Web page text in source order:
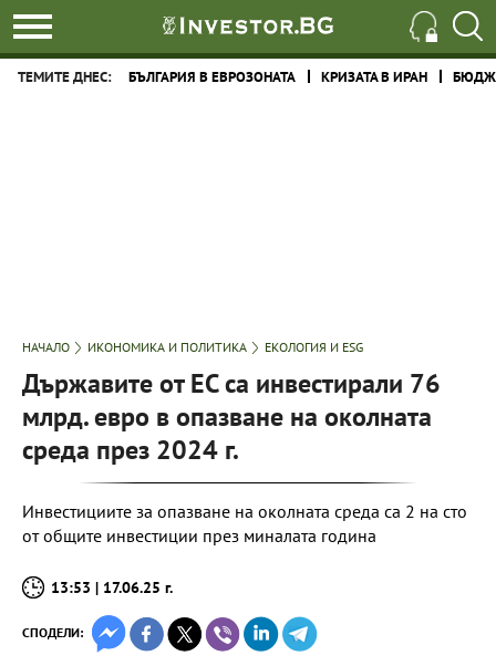
ТЕМИТЕ ДНЕС: БЪЛГАРИЯ В ЕВРОЗОНАТА КРИЗАТА В ИРАН
НАЧАЛО ИКОНОМИКА И ПОЛИТИКА ЕКОЛОГИЯ И ESG
Държавите от ЕС са инвестирали 76
млрд. евро в опазване на околната
среда през 2024 г.
Инвестициите за опазване на околната среда са 2 на сто
от общите инвестиции през миналата година
13:53 | 17.06.25 г.
СПОДЕЛИ: